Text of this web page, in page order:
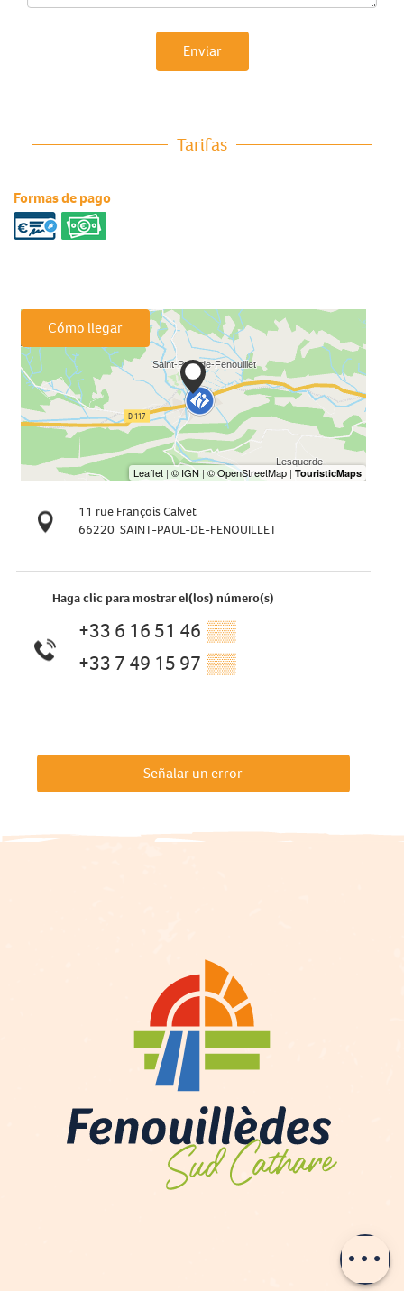
Enviar
Tarifas
Formas de pago
Cómo llegar
11 rue François Calvet
66220 SAINT-PAUL-DE-FENOUILLET
Haga clic para mostrar el(los) número(s)
+33 6 16 51 46 ▒▒
+33 7 49 15 97 ▒▒
Señalar un error